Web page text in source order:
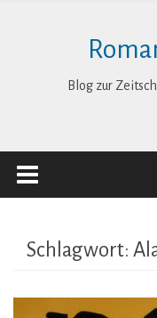
Blog zur
Schlagwort: